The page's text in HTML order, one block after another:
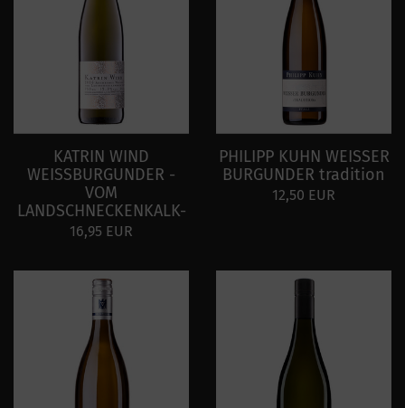
KATRIN WIND
WEISSBURGUNDER -
VOM
LANDSCHNECKENKALK-
16,95 EUR
PHILIPP KUHN WEISSER
BURGUNDER tradition
12,50 EUR